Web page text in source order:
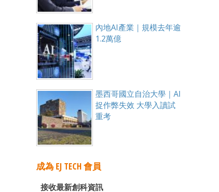
內地AI產業｜規模去年逾
1.2萬億
墨西哥國立自治大學｜AI
捉作弊失效 大學入讀試
重考
成為 EJ TECH 會員
接收最新創科資訊